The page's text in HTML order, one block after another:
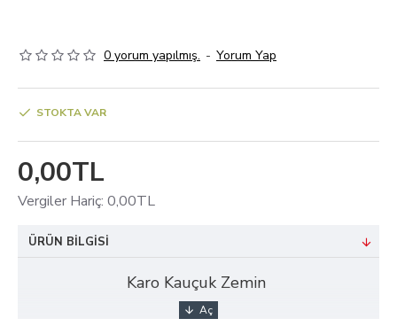
0 yorum yapılmış. - Yorum Yap
0,00TL
Vergiler Hariç: 0,00TL
STOKTA VAR
ÜRÜN BILGISI
Karo Kauçuk Zemin